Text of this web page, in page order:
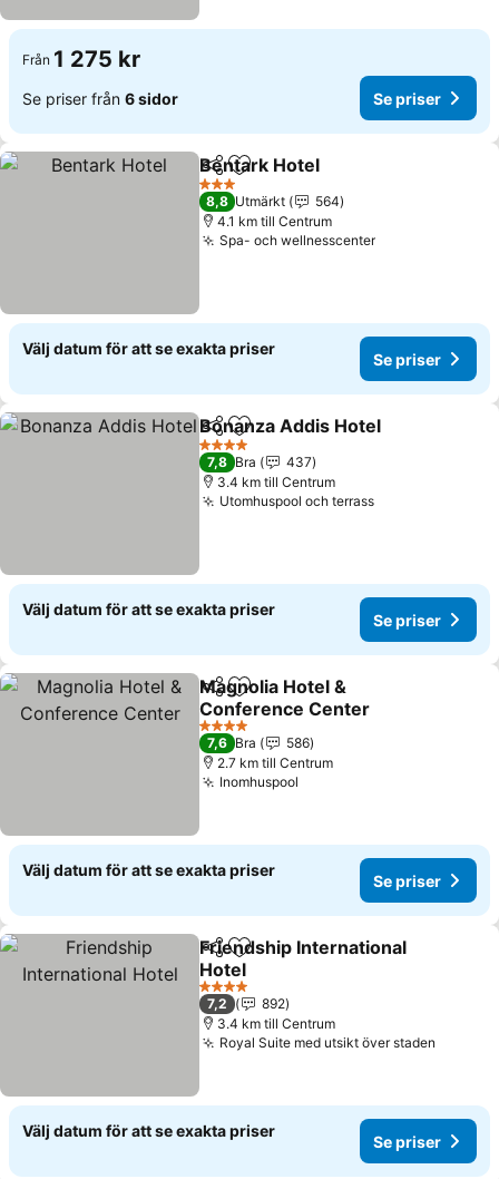
Från 1 275 kr
Se priser från 6 sidor Se priser
Dela Lägg till i Mina Favoriter
Bentark Hotel
3 Stjärnor
8,8 Utmärkt
564
4.1 km till Centrum
Spa- och wellnesscenter
Välj datum för att se exakta priser
Se priser
Dela Lägg till i Mina Favoriter
Bonanza Addis Hotel
4 Stjärnor
7,8 Bra
437
3.4 km till Centrum
Utomhuspool och terrass
Välj datum för att se exakta priser
Se priser
Dela Lägg till i Mina Favoriter
Magnolia Hotel &
Conference Center
4 Stjärnor
7,6 Bra
586
2.7 km till Centrum
Inomhuspool
Välj datum för att se exakta priser
Se priser
Dela Lägg till i Mina Favoriter
Friendship International
Hotel
4 Stjärnor
7,2
892
3.4 km till Centrum
Royal Suite med utsikt över staden
Välj datum för att se exakta priser
Se priser